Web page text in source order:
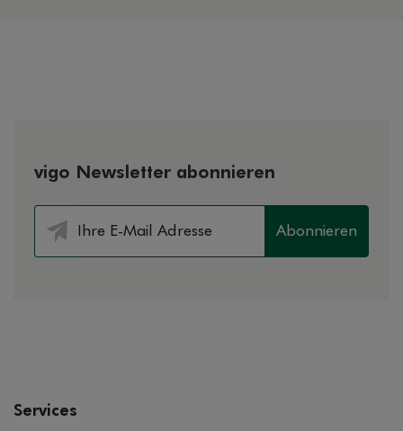
vigo Newsletter abonnieren
Abonnieren
Services